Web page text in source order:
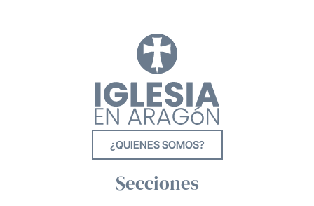
¿QUIENES SOMOS?
Secciones